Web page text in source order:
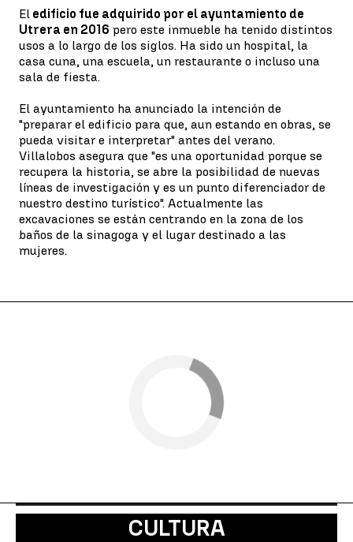
El edificio fue adquirido por el ayuntamiento de
Utrera en 2016 pero este inmueble ha tenido distintos
usos a lo largo de los siglos. Ha sido un hospital, la
casa cuna, una escuela, un restaurante o incluso una
sala de fiesta.
El ayuntamiento ha anunciado la intención de
"preparar el edificio para que, aun estando en obras, se
pueda visitar e interpretar" antes del verano.
Villalobos asegura que "es una oportunidad porque se
recupera la historia, se abre la posibilidad de nuevas
líneas de investigación y es un punto diferenciador de
nuestro destino turístico". Actualmente las
excavaciones se están centrando en la zona de los
baños de la sinagoga y el lugar destinado a las
mujeres.
CULTURA